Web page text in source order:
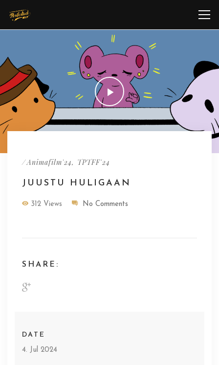
/Animafilm'24, TPTFF'24
JUUSTU HULIGAAN
312 Views No Comments
SHARE:
DATE
4. Jul 2024